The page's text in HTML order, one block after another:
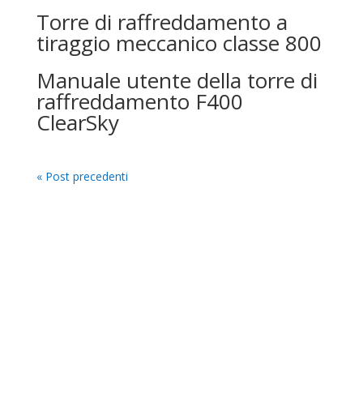
Torre di raffreddamento a
tiraggio meccanico classe 800
Manuale utente della torre di
raffreddamento F400
ClearSky
« Post precedenti